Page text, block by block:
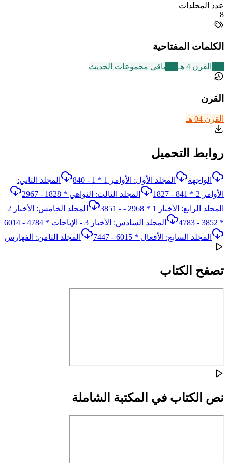
عدد المجلدات
8
الكلمات المفتاحية
القرن 4 هـ باقي مجموعات الحديث
القرن
القرن 04 هـ
روابط التحميل
الواجهة المجلد الأول: الأوامر 1 * 1 - 840
المجلد الثاني:
الأوامر 2 * 841 - 1827
المجلد الثالث: النواهي * 1828 - 2967
المجلد الرابع: الأخبار 1 * 2968 - - 3851
المجلد الخامس: الأخبار 2
* 3852 - 4783
المجلد السادس: الأخبار 3 - الإباحات * 4784 - 6014
المجلد السابع: الأفعال * 6015 - 7447
المجلد الثامن: الفهارس
تصفح الكتاب
نص الكتاب في المكتبة الشاملة